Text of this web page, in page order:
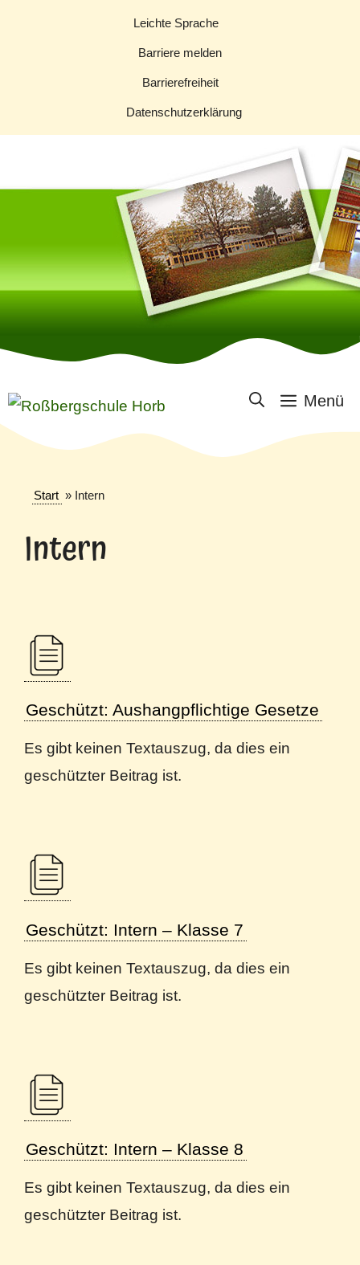
Leichte Sprache
Barriere melden
Barrierefreiheit
Datenschutzerklärung
Menü
Start » Intern
Intern
Geschützt: Aushangpflichtige Gesetze
Es gibt keinen Textauszug, da dies ein
geschützter Beitrag ist.
Geschützt: Intern – Klasse 7
Es gibt keinen Textauszug, da dies ein
geschützter Beitrag ist.
Geschützt: Intern – Klasse 8
Es gibt keinen Textauszug, da dies ein
geschützter Beitrag ist.